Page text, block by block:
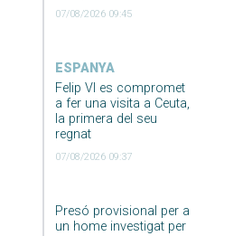
07/08/2026 09:45
ESPANYA
Felip VI es compromet
a fer una visita a Ceuta,
la primera del seu
regnat
07/08/2026 09:37
Presó provisional per a
un home investigat per